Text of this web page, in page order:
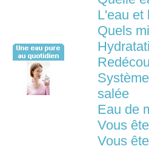
L'eau et
Quels
salée
Eau de
Vous
Vous